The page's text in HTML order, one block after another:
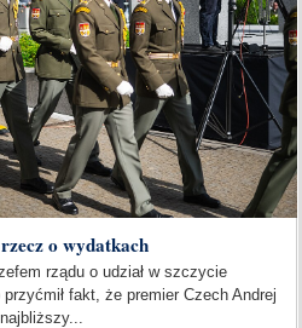
o wydatkach
rządu o udział w szczycie
fakt, że premier Czech Andrej